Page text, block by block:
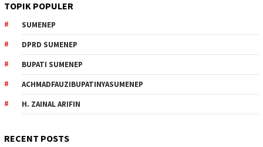
TOPIK POPULER
SUMENEP
DPRD SUMENEP
BUPATI SUMENEP
ACHMADFAUZIBUPATINYASUMENEP
H. ZAINAL ARIFIN
RECENT POSTS